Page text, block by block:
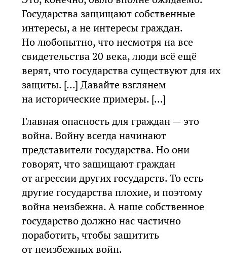
Государства защищают собственные
интересы, а не интересы граждан.
Но любопытно, что несмотря на все
свидетельства 20 века, люди всё ещё
верят, что государства существуют для их
защиты. [...] Давайте взглянем
на исторические примеры. [...]
Главная опасность для граждан — это
война. Войну всегда начинают
представители государства. Но они
говорят, что защищают граждан
от агрессии других государств. То есть
другие государства плохие, и поэтому
война неизбежна. А наше собственное
государство должно нас частично
поработить, чтобы защитить
от неизбежных войн.